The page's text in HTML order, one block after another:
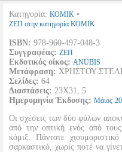
Κατηγορία: ΚΟΜΙΚ •
ΖΕΠ στην κατηγορία ΚΟΜΙΚ
ISBN: 978-960-497-048-3
Συγγραφέας: ΖΕΠ
Εκδοτικός οίκος: ANUBIS
Μετάφραση: ΧΡΗΣΤΟΥ
Σελίδες: 64
Διαστάσεις: 23Χ31, 5
Ημερομηνία Έκδοσης: Μάιος
Οι σχέσεις των δύο φύλων
από την οπτική ενός από
κόμιξ. Πάντοτε
σαρκαστικό, χωρίς ποτέ να